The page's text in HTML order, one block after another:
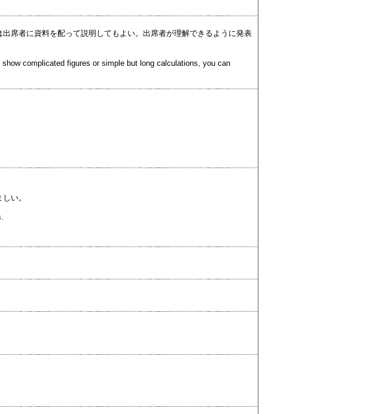
席者に資料を配って説明してもよい。出席者が理解できるように発表
complicated figures or simple but long calculations, you can
い。